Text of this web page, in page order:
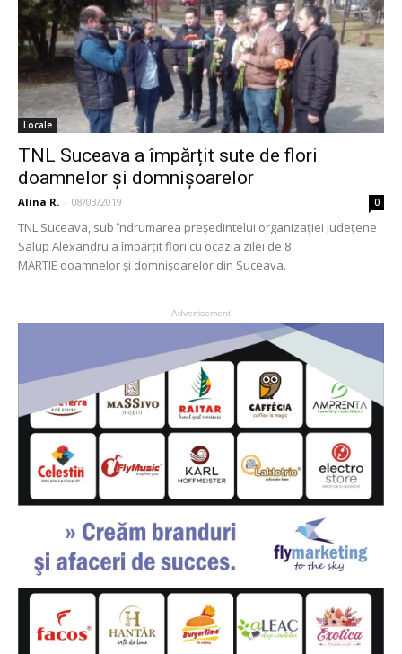
Locale
TNL Suceava a împărțit sute de flori
doamnelor și domnișoarelor
Alina R. - 08/03/2019 0
TNL Suceava, sub îndrumarea președintelui organizației județene
Salup Alexandru a împărțit flori cu ocazia zilei de 8
MARTIE doamnelor și domnișoarelor din Suceava.
- Advertisement -